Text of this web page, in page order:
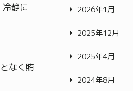
静に
なく賄
2026年1月
2025年12月
2025年4月
2024年8月